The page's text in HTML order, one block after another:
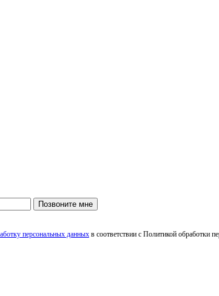
Позвоните мне
персональных данныхв соответствии с Политикой обработки